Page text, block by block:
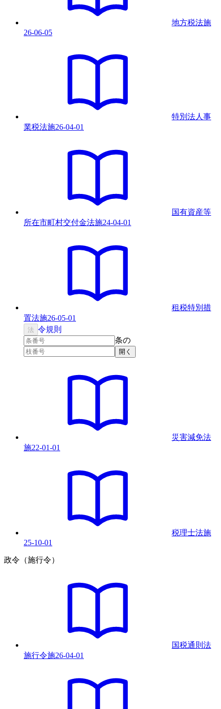
地方税法施
26-06-05
特別法人事
業税法施26-04-01
国有資産等
所在市町村交付金法施24-04-01
租税特別措
置法施26-05-01
法 令規則
条の
開く
災害減免法
施22-01-01
税理士法施
25-10-01
政令（施行令）
国税通則法
施行令施26-04-01